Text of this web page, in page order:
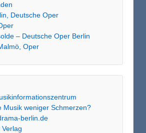
Deutsche Oper
– Deutsche Oper Berlin
Oper
Musik weniger Schmerzen?
berlin.de